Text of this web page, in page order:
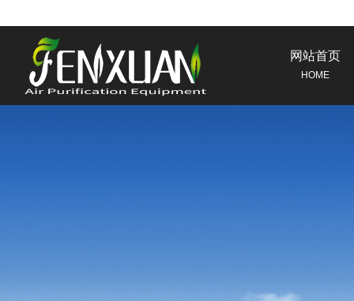
网站首页
HOME